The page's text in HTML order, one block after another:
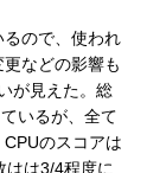
ので、使われ
などの影響も
が見えた。総
いるが、全て
のスコアは
はは3/4程度に